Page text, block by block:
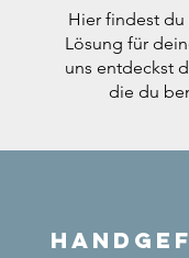
Hier findest
Lösung für
uns entdeckst
die du